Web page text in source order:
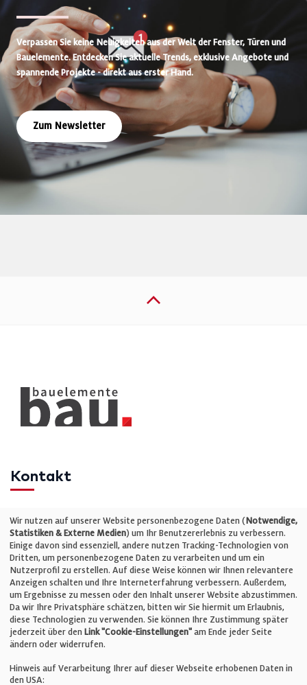
Verpassen Sie keine Neuigkeiten aus der Welt der Fenster, Türen und
Bauelemente. Entdecken Sie aktuelle Trends, exklusive Angebote und
spannende Projekte - direkt aus erster Hand.
Zum Newsletter
Kontakt
Telefon: +49 (0)711 2585563-0
E-Mail:info@bauelemente-bau.eu
Unternehmen
Impressum
Wir nutzen auf unserer Website personenbezogene Daten (Notwendige,
Statistiken & Externe Medien) um Ihr Benutzererlebnis zu verbessern.
Einige davon sind essenziell, andere nutzen Tracking-Technologien von
Dritten, um personenbezogene Daten zu verarbeiten und um ein
Nutzerprofil zu erstellen. Auf diese Weise können wir Ihnen relevantere
Anzeigen schalten und Ihre Interneterfahrung verbessern. Außerdem,
um Ergebnisse zu messen oder den Inhalt unserer Website abzustimmen.
Da wir Ihre Privatsphäre schätzen, bitten wir Sie hiermit um Erlaubnis,
diese Technologien zu verwenden. Sie können Ihre Zustimmung später
jederzeit über den Link "Cookie-Einstellungen" am Ende jeder Seite
ändern oder widerrufen.
Hinweis auf Verarbeitung Ihrer auf dieser Webseite erhobenen Daten in
den USA: